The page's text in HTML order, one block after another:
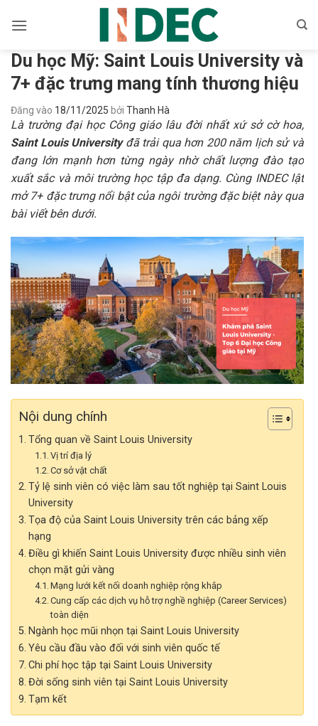
qua
dungDu học Mỹ: Saint Louis University và
7+ đặc trưng mang tính thương hiệu
Đăng vào 18/11/2025 bởi Thanh Hà
Là trường đại học Công giáo lâu đời nhất xứ sở cờ hoa,
Saint Louis Universityđã trải qua hơn 200 năm lịch sử và
đang lớn mạnh hơn từng ngày nhờ chất lượng đào tạo
xuất sắc và môi trường học tập đa dạng. Cùng INDEC lật
mở 7+ đặc trưng nổi bật của ngôi trường đặc biệt này qua
bài viết bên dưới.
Nội dung chính
Tổng quan về Saint Louis University
Vị trí địa lý
Cơ sở vật chất
Tỷ lệ sinh viên có việc làm sau tốt nghiệp tại Saint Louis
University
Tọa độ của Saint Louis University trên các bảng xếp
hạng
Điều gì khiến Saint Louis University được nhiều sinh viên
chọn mặt gửi vàng
Mạng lưới kết nối doanh nghiệp rộng khắp
Cung cấp các dịch vụ hỗ trợ nghề nghiệp (Career Services)
toàn diện
Ngành học mũi nhọn tại Saint Louis University
Yêu cầu đầu vào đối với sinh viên quốc tế
Chi phí học tập tại Saint Louis University
Đời sống sinh viên tại Saint Louis University
Tạm kết